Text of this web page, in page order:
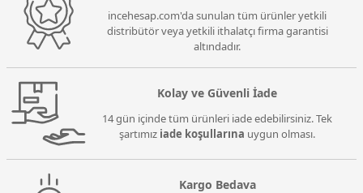
incehesap.com'da sunulan tüm ürünler yetkili
distribütör veya yetkili ithalatçı firma garantisi
altındadır.
Kolay ve Güvenli İade
14 gün içinde tüm ürünleri iade edebilirsiniz. Tek
şartımız iade koşullarına uygun olması.
Kargo Bedava